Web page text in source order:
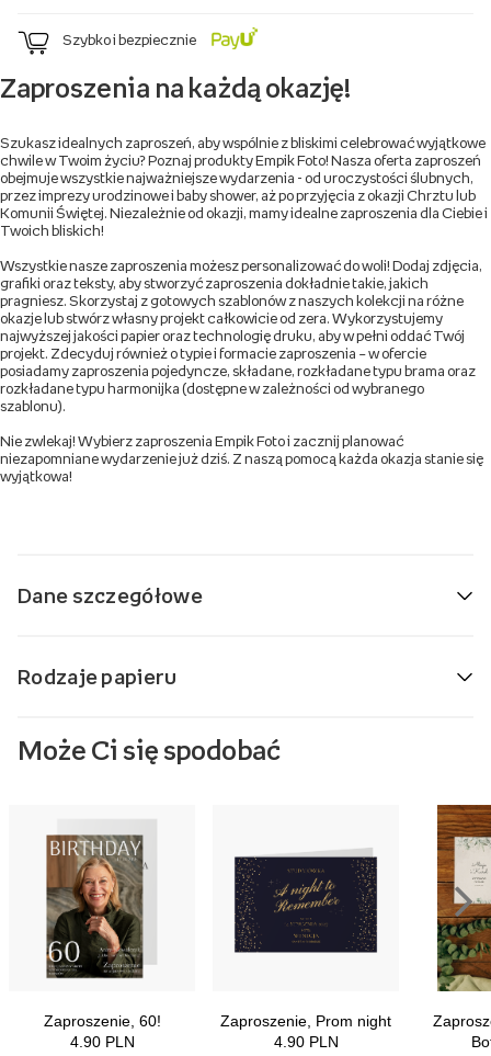
Szybko i bezpiecznie
Zaproszenia na każdą okazję!
Szukasz idealnych zaproszeń, aby wspólnie z bliskimi celebrować wyjątkowe
chwile w Twoim życiu? Poznaj produkty Empik Foto! Nasza oferta zaproszeń
obejmuje wszystkie najważniejsze wydarzenia - od uroczystości ślubnych,
przez imprezy urodzinowe i baby shower, aż po przyjęcia z okazji Chrztu lub
Komunii Świętej. Niezależnie od okazji, mamy idealne zaproszenia dla Ciebie i
Twoich bliskich!
Wszystkie nasze zaproszenia możesz personalizować do woli! Dodaj zdjęcia,
grafiki oraz teksty, aby stworzyć zaproszenia dokładnie takie, jakich
pragniesz. Skorzystaj z gotowych szablonów z naszych kolekcji na różne
okazje lub stwórz własny projekt całkowicie od zera. Wykorzystujemy
najwyższej jakości papier oraz technologię druku, aby w pełni oddać Twój
projekt. Zdecyduj również o typie i formacie zaproszenia – w ofercie
posiadamy zaproszenia pojedyncze, składane, rozkładane typu brama oraz
rozkładane typu harmonijka (dostępne w zależności od wybranego
szablonu).
Nie zwlekaj! Wybierz zaproszenia Empik Foto i zacznij planować
niezapomniane wydarzenie już dziś. Z naszą pomocą każda okazja stanie się
wyjątkowa!
Dane szczegółowe
Rodzaje papieru
Może Ci się spodobać